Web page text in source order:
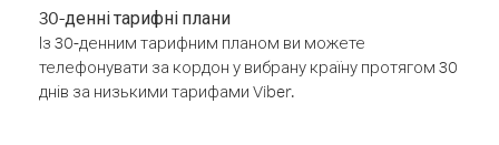
30-денні тарифні плани
Із 30-денним тарифним планом ви можете
телефонувати за кордон у вибрану країну протягом 30
днів за низькими тарифами Viber.